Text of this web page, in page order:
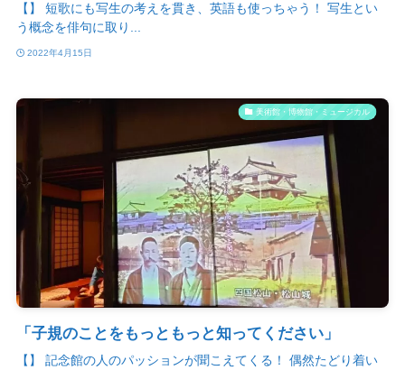
【】 短歌にも写生の考えを貫き、英語も使っちゃう！ 写生とい
う概念を俳句に取り...
2022年4月15日
美術館・博物館・ミュージカル
「子規のことをもっともっと知ってください」
【】 記念館の人のパッションが聞こえてくる！ 偶然たどり着い